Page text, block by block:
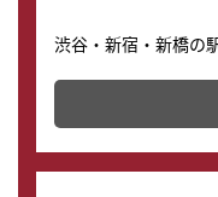
渋谷・新宿・新橋の
その場で現金買取致
店舗を併設しており
の購入もできます♪